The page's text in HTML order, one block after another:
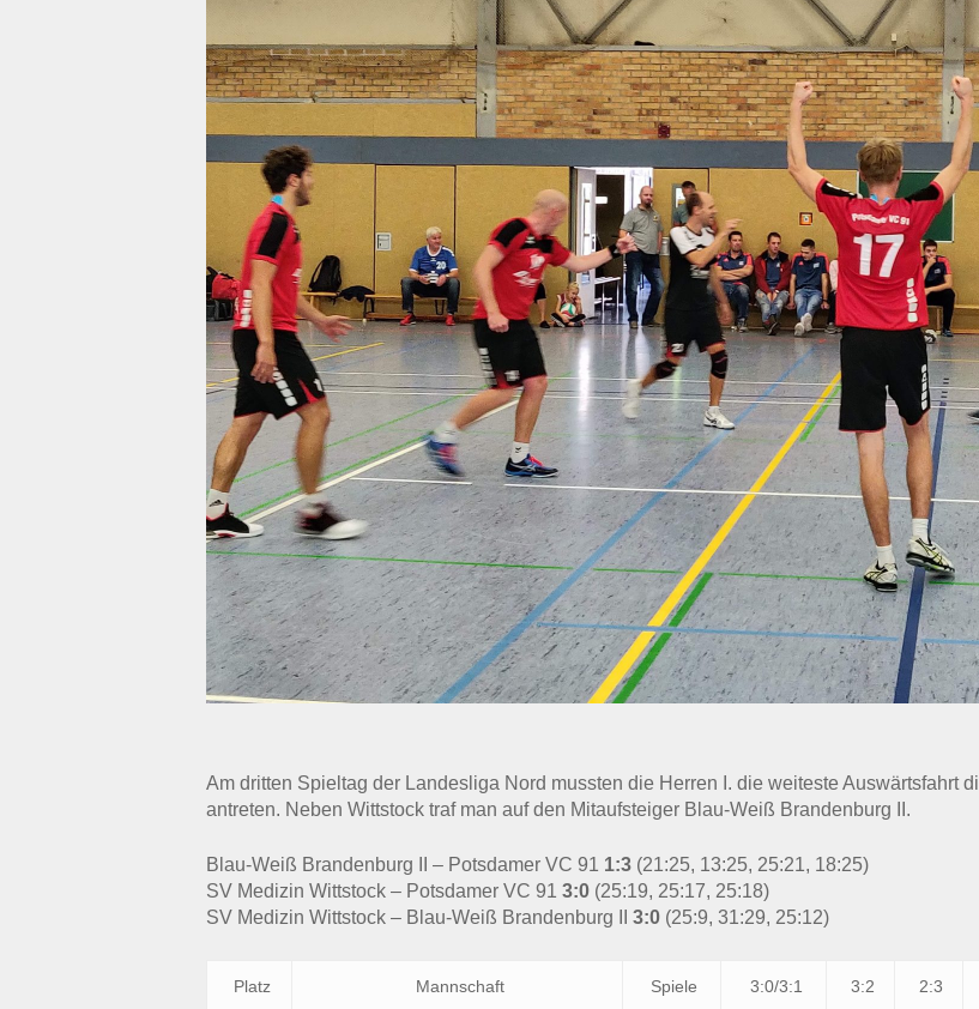
Am dritten Spieltag der Landesliga Nord mussten die Herren I. die weiteste Auswärtsfahrt
antreten. Neben Wittstock traf man auf den Mitaufsteiger Blau-Weiß Brandenburg II.
Blau-Weiß Brandenburg II – Potsdamer VC 91 1:3 (21:25, 13:25, 25:21, 18:25)
SV Medizin Wittstock – Potsdamer VC 913:0 (25:19, 25:17, 25:18)
SV Medizin Wittstock – Blau-Weiß Brandenburg II3:0 (25:9, 31:29, 25:12)
Platz Mannschaft Spiele 3:0/3:1 3:2 2:3